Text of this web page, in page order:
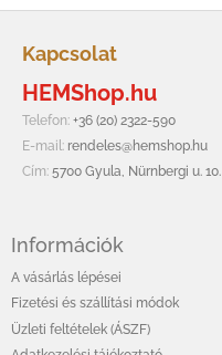
Kapcsolat
HEMShop.hu
Telefon: +36 (20) 2322-590
E-mail: rendeles@hemshop.hu
Cím: 5700 Gyula, Nürnbergi u. 10.
Információk
A vásárlás lépései
Fizetési és szállítási módok
Üzleti feltételek (ÁSZF)